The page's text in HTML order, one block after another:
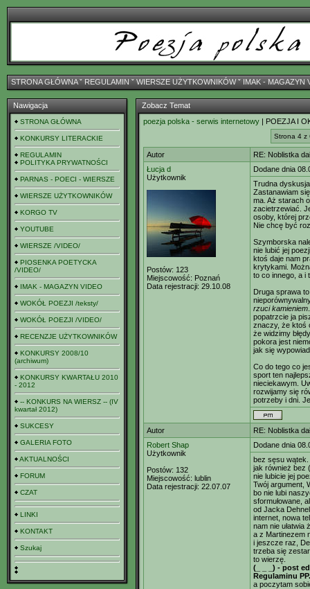
STRONA GŁÓWNAˇ REGULAMIN ˇ WIERSZE UŻYTKOWNIKÓWˇ IMAK - MAGAZYN
Nawigacja
STRONA GŁÓWNA
KONKURSY LITERACKIE
REGULAMIN
POLITYKA PRYWATNOŚCI
PARNAS - POECI - WIERSZE
WIERSZE UŻYTKOWNIKÓW
KORGO TV
YOUTUBE
WIERSZE /VIDEO/
PIOSENKA POETYCKA
/VIDEO/
IMAK - MAGAZYN VIDEO
WOKÓŁ POEZJI /teksty/
WOKÓŁ POEZJI /VIDEO/
RECENZJE UŻYTKOWNIKÓW
KONKURSY 2008/10
(archiwum)
KONKURSY KWARTAŁU 2010
- 2012
-- KONKURS NA WIERSZ -- (IV
kwartał 2012)
SUKCESY
GALERIA FOTO
AKTUALNOŚCI
FORUM
CZAT
LINKI
KONTAKT
Szukaj
Zobacz Temat
poezja polska - serwis internetowy | POEZJA I
Strona 4 z
Autor
RE: Noblistka
Łucja d
Użytkownik
Postów: 123
Miejscowość: Poznań
Data rejestracji: 29.10.08
Dodane dnia
Trudna
Zastanawiam
ma. Aż starach
zacietrzewiać.
osoby, której
Nie chcę być
Szymborska
nie lubić jej
ktoś daje nam
krytykami.
to co innego, a i
Druga sprawa
rzuci kamieniem
popatrzcie ja
znaczy, że ktoś
że widzimy
pokora jest
jak się
Co do tego co
sport ten
nieciekawym.
rozwijamy się
potrzeby i dni.
Autor
RE: Noblistka
Robert Shap
Użytkownik
Postów: 132
Miejscowość: lublin
Data rejestracji: 22.07.07
Dodane dnia
bez sęsu wątek.
jak również bez
nie lubicie jej
Twój argument,
bo nie lubi
sformułowane,
od Jacka
internet, nowa
nam nie ułatwia
a z Martinezem
i jeszcze raz,
trzeba się
to wierzę.
(_ _ _) - post
Regulaminu PP.
a poczytam